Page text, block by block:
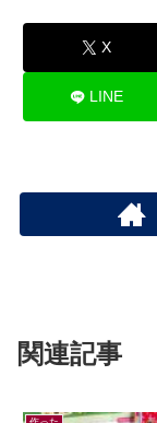
X
LINE
関連記事